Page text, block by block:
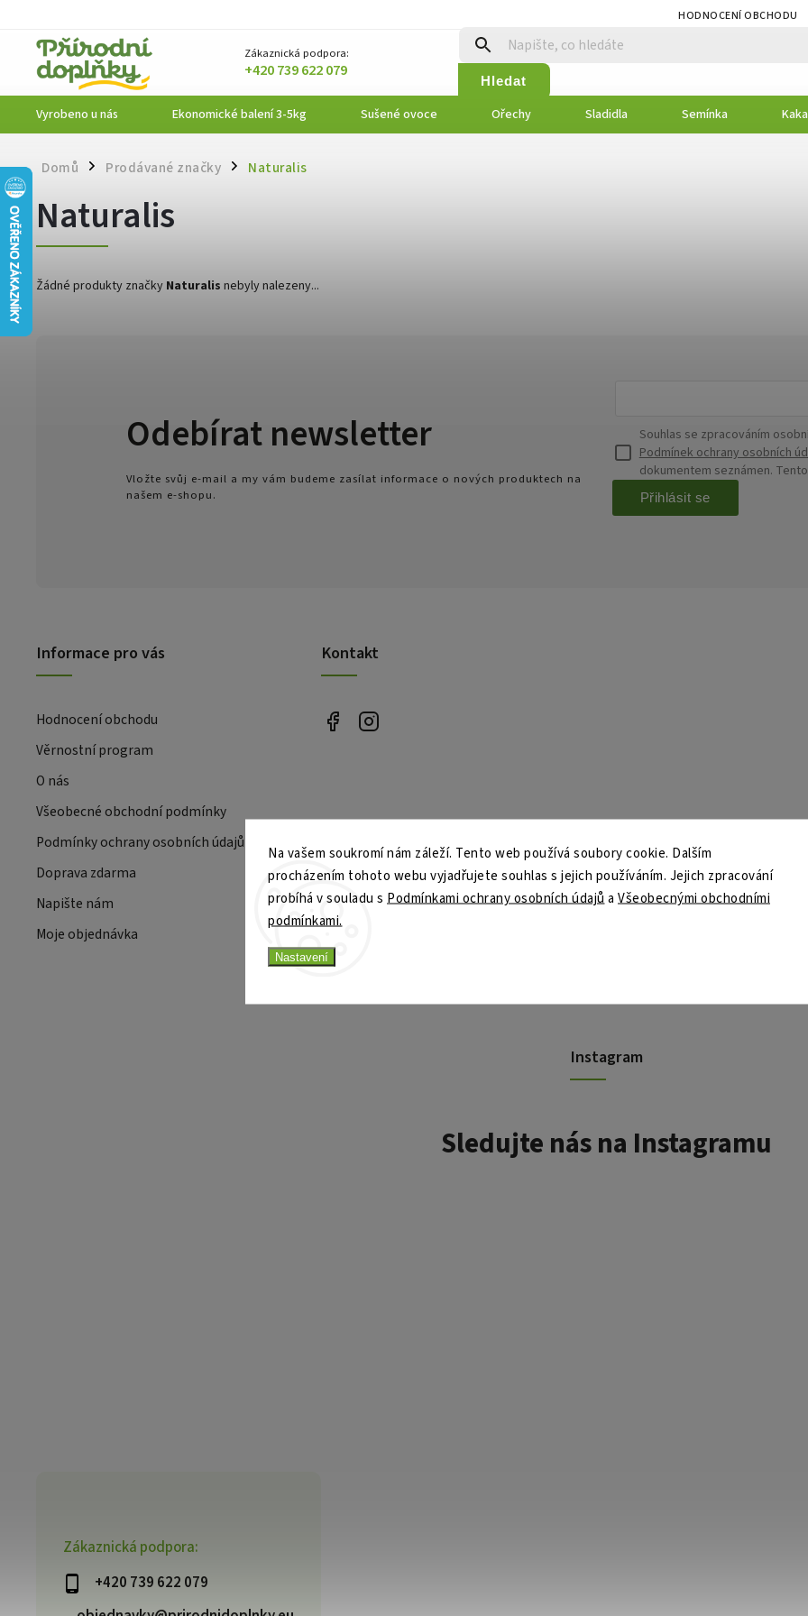
Na vašem soukromí nám záleží. Tento web používá soubory cookie. Dalším
procházením tohoto webu vyjadřujete souhlas s jejich používáním. Jejich zpracování
probíhá v souladu s Podmínkami ochrany osobních údajů a Všeobecnými obchodními
podmínkami.
Nastavení
HODNOCENÍ OBCHODU
Zákaznická podpora:
+420 739 622 079 Hledat
Vyrobeno u nás Ekonomické balení 3-5kg Sušené ovoce Ořechy Sladidla Semínka
Domů / Prodávané značky / Naturalis
Naturalis
Žádné produkty značky Naturalis nebyly nalezeny...
Zákaznická podpora:
+420 739 622 079
Odebírat newsletter
Vložte svůj e-mail a my vám budeme zasílat informace o nových produktech na
našem e-shopu.
Souhlas se zpracováním
Podmínek ochrany osobních
dokumentem seznámen.
Přihlásit se
Informace pro vás
Hodnocení obchodu
Věrnostní program
O nás
Všeobecné obchodní podmínky
Podmínky ochrany osobních údajů
Doprava zdarma
Napište nám
Moje objednávka
Kontakt
Instagram
Sledujte nás na Instagramu